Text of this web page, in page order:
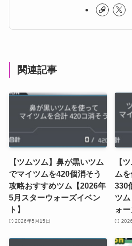
関連記事
【ツムツム】鼻が黒いツム
でマイツムを420個消そう
攻略おすすめツム【2026年
5月スターウォーズイベン
ト】
2026年5月15日
【
ム
330
ツ
ォ